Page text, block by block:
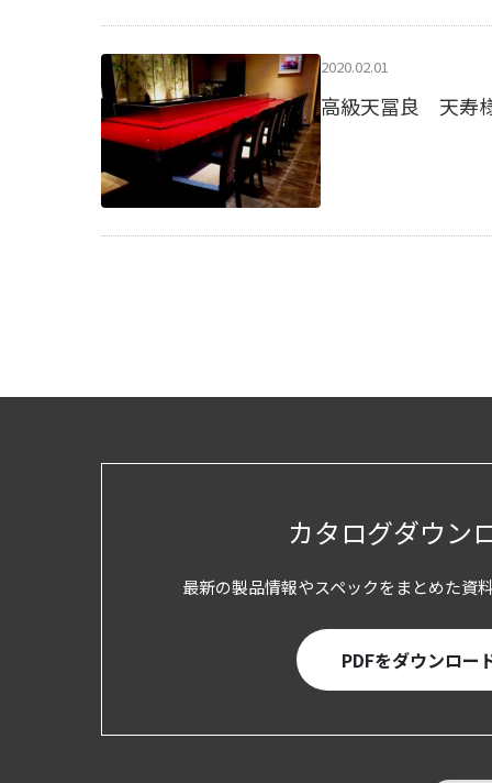
2020.02.01
高級天冨良 天寿
の
ペ
カタログダウン
最新の製品情報やスペックをまとめた資
PDFをダウンロー